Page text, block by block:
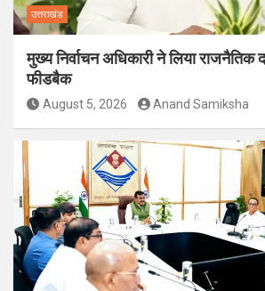
उत्तराखंड
मुख्य निर्वाचन अधिकारी ने लिया राजनैतिक
फीडबैक
August 5, 2026 Anand Samiksha